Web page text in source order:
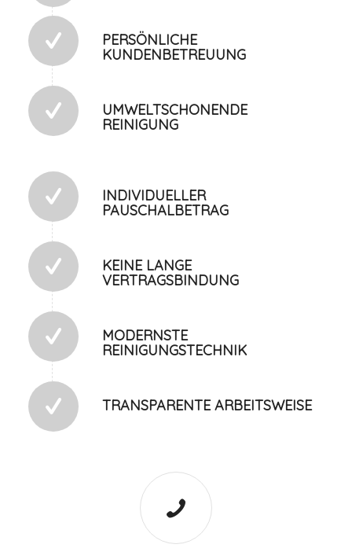
PERSÖNLICHE
KUNDENBETREUUNG
UMWELTSCHONENDE
REINIGUNG
INDIVIDUELLER
PAUSCHALBETRAG
KEINE LANGE
VERTRAGSBINDUNG
MODERNSTE
REINIGUNGSTECHNIK
TRANSPARENTE ARBEITSWEISE